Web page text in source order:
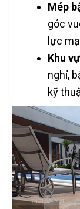
Mép
góc
lực
Khu
nghỉ,
kỹ